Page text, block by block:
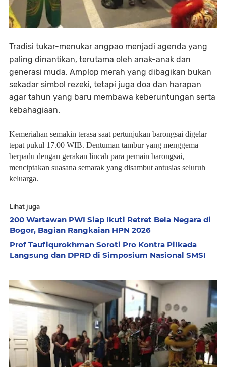
Tradisi tukar-menukar angpao menjadi agenda yang
paling dinantikan, terutama oleh anak-anak dan
generasi muda. Amplop merah yang dibagikan bukan
sekadar simbol rezeki, tetapi juga doa dan harapan
agar tahun yang baru membawa keberuntungan serta
kebahagiaan.
Kemeriahan semakin terasa saat pertunjukan barongsai digelar
tepat pukul 17.00 WIB. Dentuman tambur yang menggema
berpadu dengan gerakan lincah para pemain barongsai,
menciptakan suasana semarak yang disambut antusias seluruh
keluarga.
Lihat juga
200 Wartawan PWI Siap Ikuti Retret Bela Negara di
Bogor, Bagian Rangkaian HPN 2026
Prof Taufiqurokhman Soroti Pro Kontra Pilkada
Langsung dan DPRD di Simposium Nasional SMSI